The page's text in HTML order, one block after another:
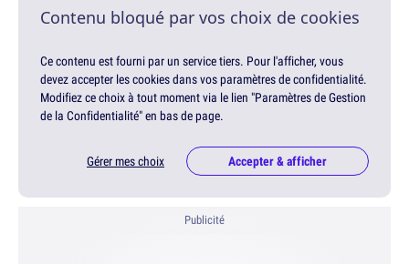
Contenu bloqué par vos choix de cookies
Ce contenu est fourni par un service tiers. Pour l'afficher, vous
devez accepter les cookies dans vos paramètres de confidentialité.
Modifiez ce choix à tout moment via le lien "Paramètres de Gestion
de la Confidentialité" en bas de page.
Gérer mes choix Accepter & afficher
Publicité